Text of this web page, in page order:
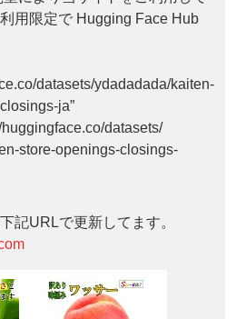
用限定で Hugging Face Hub
datasets/ydadadada/kaiten-
ja”
huggingface.co/datasets/
store-openings-closings-
記URLで更新してます。